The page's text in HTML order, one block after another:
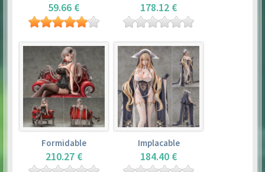
59.66 € 178.12 €
Formidable
210.27 €
Implacable
184.40 €